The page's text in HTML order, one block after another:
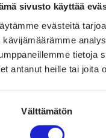
sivusto käyttää
evästeitä
kävijämäärämme
tietoja
antanut heille tai joita
Välttämätön
&
& Muoti ry on
etujärjestö, joka
koulutusta ja
joita noudattavat